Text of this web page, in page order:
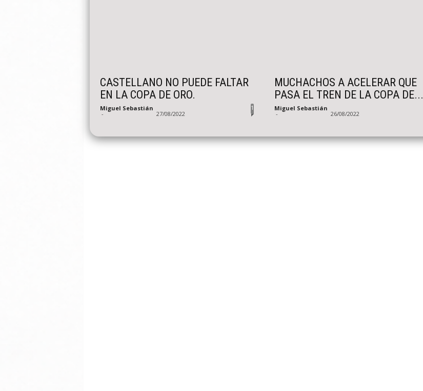
CASTELLANO NO PUEDE FALTAR
EN LA COPA DE ORO.
Miguel Sebastián
- 27/08/2022
1
MUCHACHOS A ACELERAR QUE
PASA EL TREN DE LA COPA DE...
Miguel Sebastián
- 26/08/2022